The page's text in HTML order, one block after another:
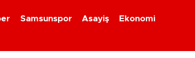
Samsunspor Asayiş
Ekonomi